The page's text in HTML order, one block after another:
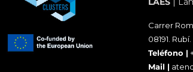
Carrer
08191.
Teléfono |
Mail |